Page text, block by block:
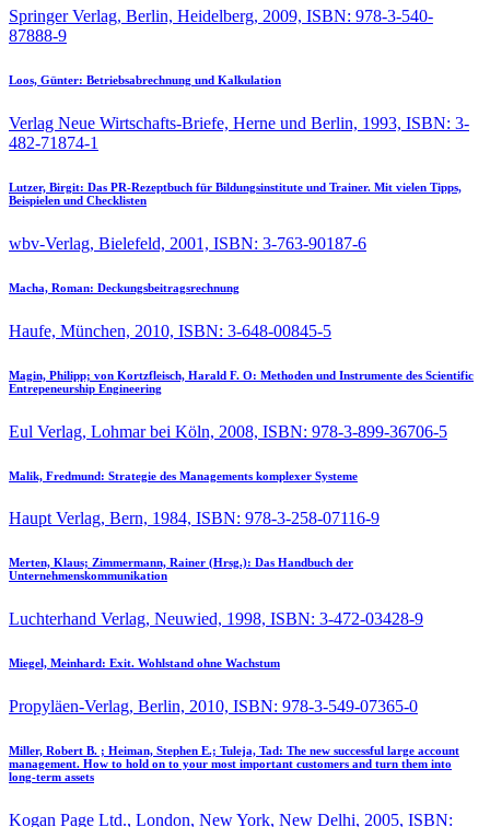
Springer Verlag, Berlin, Heidelberg, 2009, ISBN: 978-3-540-
87888-9
Loos, Günter: Betriebsabrechnung und Kalkulation
Verlag Neue Wirtschafts-Briefe, Herne und Berlin, 1993, ISBN: 3-
482-71874-1
Lutzer, Birgit: Das PR-Rezeptbuch für Bildungsinstitute und Trainer. Mit vielen Tipps,
Beispielen und Checklisten
wbv-Verlag, Bielefeld, 2001, ISBN: 3-763-90187-6
Macha, Roman: Deckungsbeitragsrechnung
Haufe, München, 2010, ISBN: 3-648-00845-5
Magin, Philipp; von Kortzfleisch, Harald F. O: Methoden und Instrumente des Scientific
Entrepeneurship Engineering
Eul Verlag, Lohmar bei Köln, 2008, ISBN: 978-3-899-36706-5
Malik, Fredmund: Strategie des Managements komplexer Systeme
Haupt Verlag, Bern, 1984, ISBN: 978-3-258-07116-9
Merten, Klaus; Zimmermann, Rainer (Hrsg.): Das Handbuch der
Unternehmenskommunikation
Luchterhand Verlag, Neuwied, 1998, ISBN: 3-472-03428-9
Miegel, Meinhard: Exit. Wohlstand ohne Wachstum
Propyläen-Verlag, Berlin, 2010, ISBN: 978-3-549-07365-0
Miller, Robert B. ; Heiman, Stephen E.; Tuleja, Tad: The new successful large account
management. How to hold on to your most important customers and turn them into
long-term assets
Kogan Page Ltd., London, New York, New Delhi, 2005, ISBN: